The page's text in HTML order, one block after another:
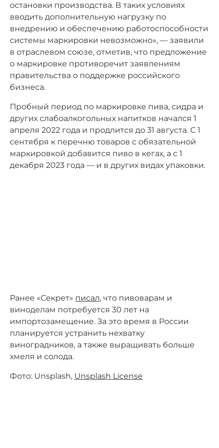
остановки производства. В таких условиях
вводить дополнительную нагрузку по
внедрению и обеспечению работоспособности
системы маркировки невозможно», — заявили
в отраслевом союзе, отметив, что предложение
о маркировке противоречит заявлениям
правительства о поддержке российского
бизнеса.
Пробный период по маркировке пива, сидра и
других слабоалкогольных напитков начался 1
апреля 2022 года и продлится до 31 августа. С 1
сентября к перечню товаров с обязательной
маркировкой добавится пиво в кегах, а с 1
декабря 2023 года — и в других видах упаковки.
Ранее «Секрет» писал, что пивоварам и
виноделам потребуется 30 лет на
импортозамещение. За это время в России
планируется устранить нехватку
виноградников, а также выращивать больше
хмеля и солода.
Фото: Unsplash, Unsplash License